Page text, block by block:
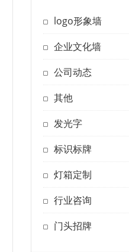
logo形象墙
企业文化墙
公司动态
其他
发光字
标识标牌
灯箱定制
行业咨询
门头招牌